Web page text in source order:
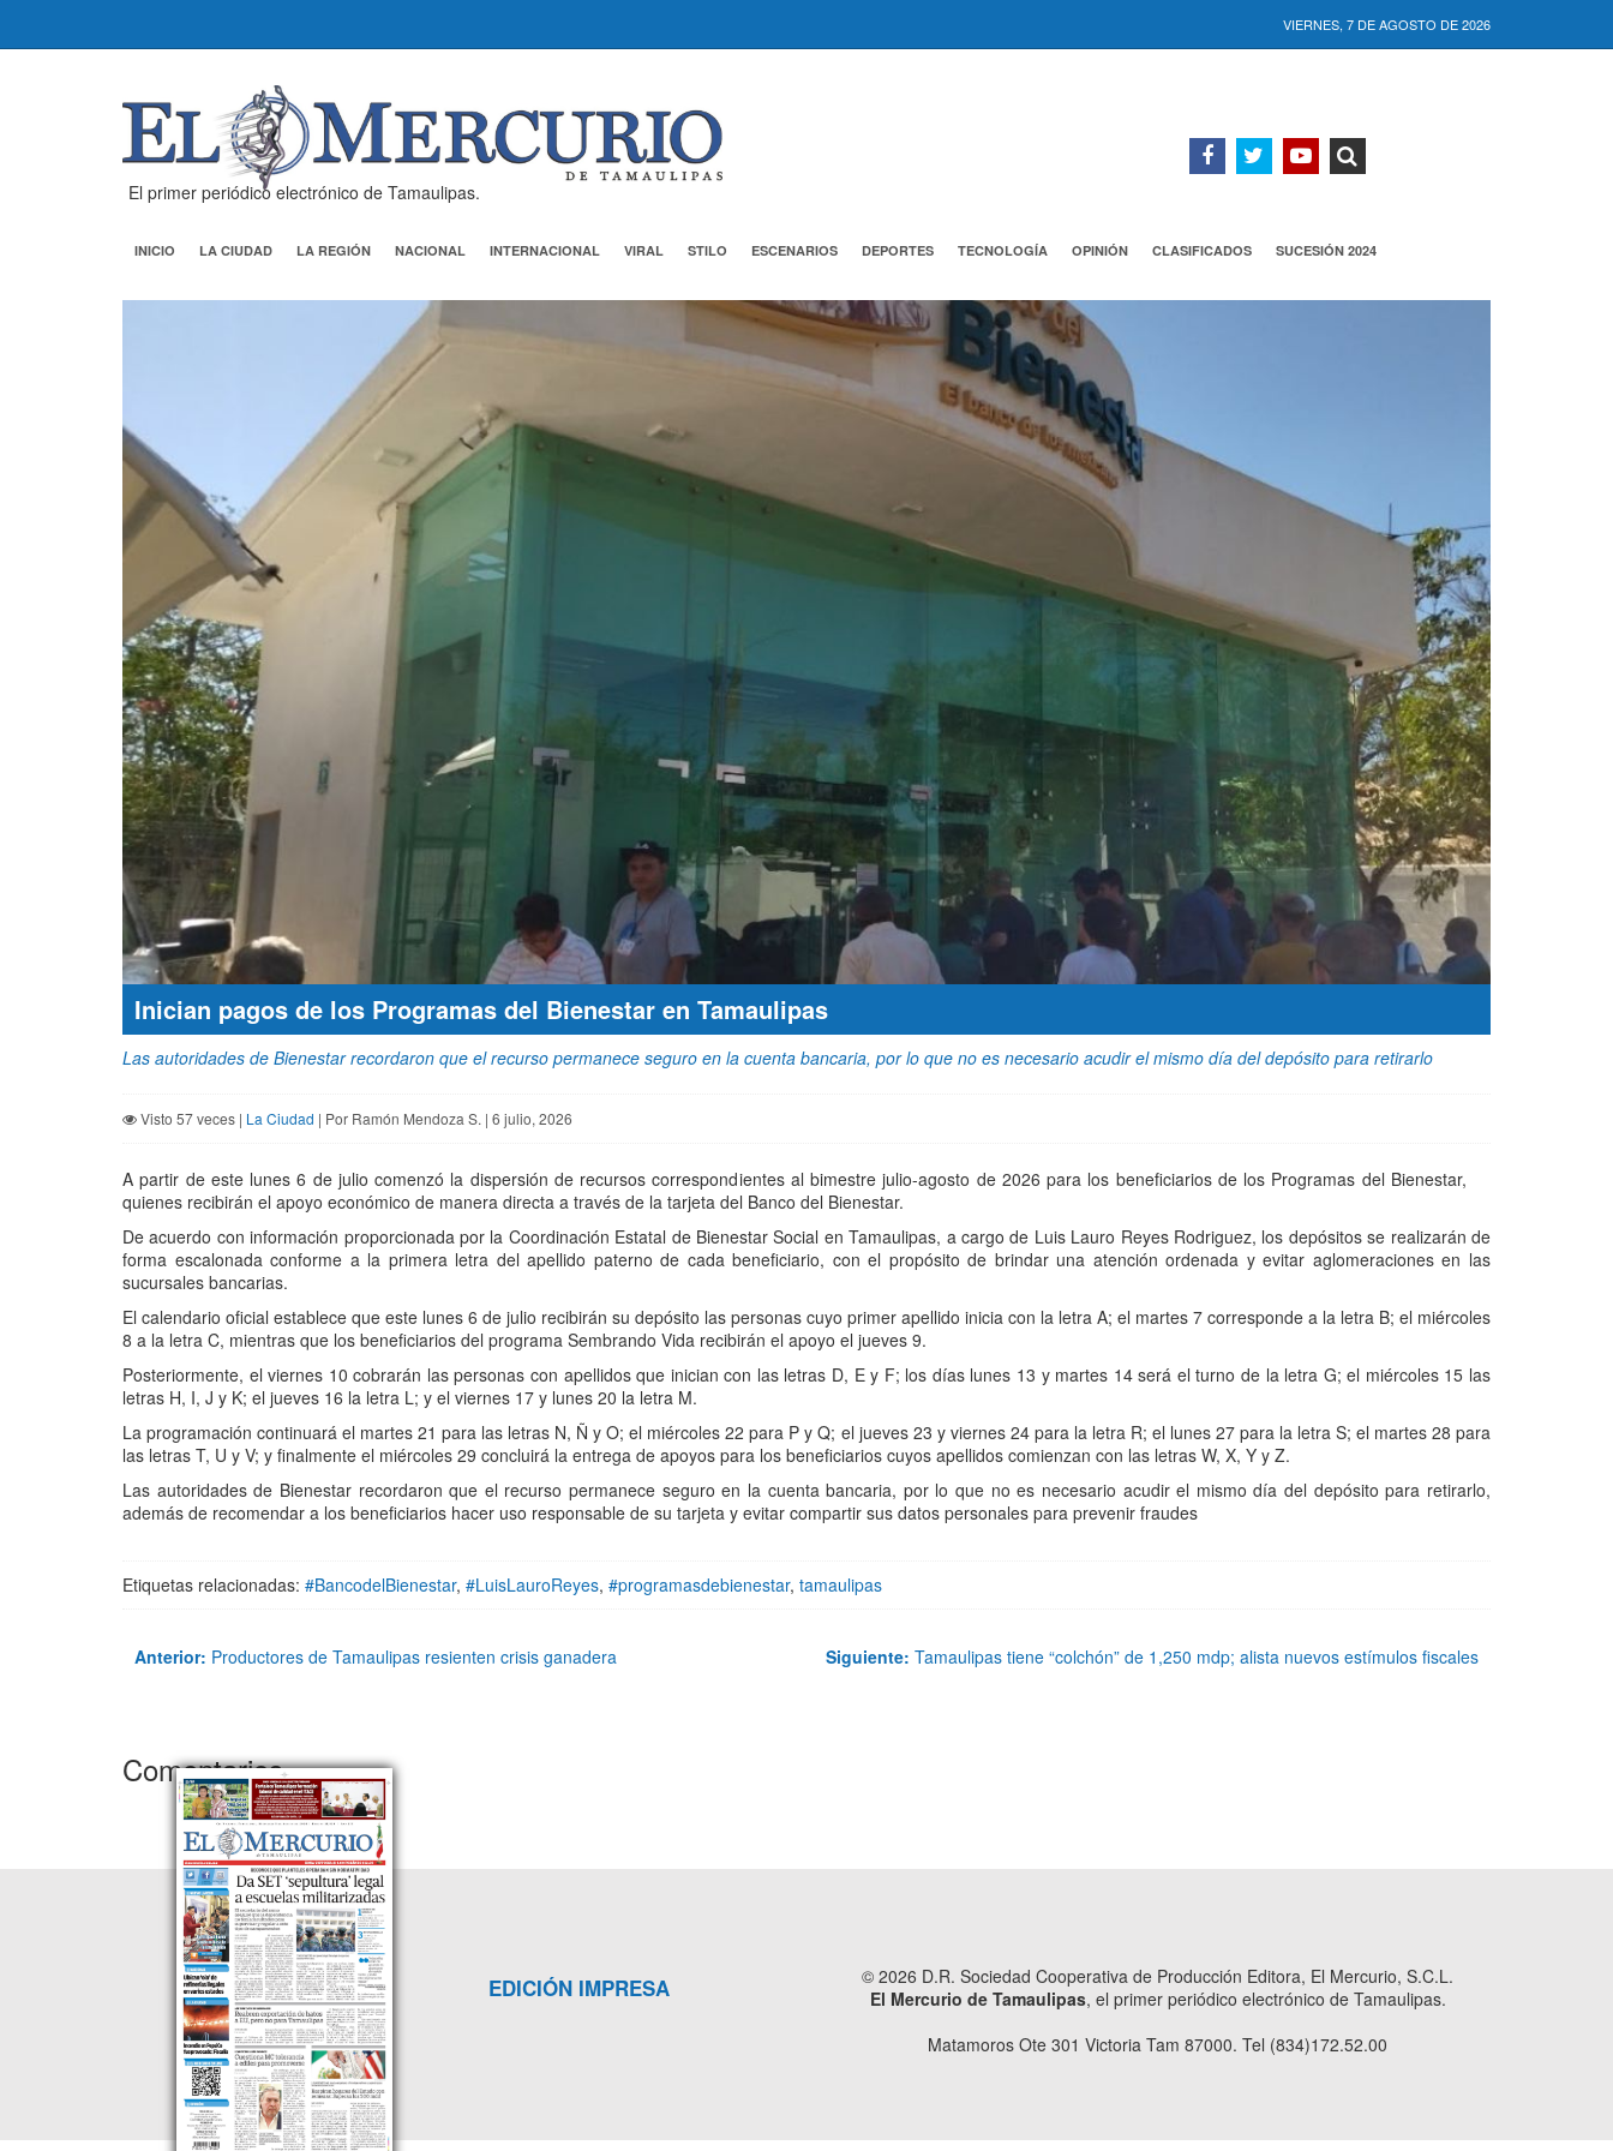
VIERNES, 7 DE AGOSTO DE 2026
El primer periódico electrónico de Tamaulipas.
INICIO LA CIUDAD LA REGIÓN NACIONAL INTERNACIONAL VIRAL STILO ESCENARIOS DEPORTES TECNOLOGÍA OPINIÓN CLASIFICADOS SUCESIÓN 2024
Inician pagos de los Programas del Bienestar en Tamaulipas
Las autoridades de Bienestar recordaron que el recurso permanece seguro en la cuenta bancaria, por lo que no es necesario acudir el mismo día del depósito para retirarlo
Visto 57 veces | La Ciudad | Por Ramón Mendoza S. | 6 julio, 2026
A partir de este lunes 6 de julio comenzó la dispersión de recursos correspondientes al bimestre julio-agosto de 2026 para los beneficiarios de los Programas del Bienestar,
quienes recibirán el apoyo económico de manera directa a través de la tarjeta del Banco del Bienestar.
De acuerdo con información proporcionada por la Coordinación Estatal de Bienestar Social en Tamaulipas, a cargo de Luis Lauro Reyes Rodriguez, los depósitos se realizarán de
forma escalonada conforme a la primera letra del apellido paterno de cada beneficiario, con el propósito de brindar una atención ordenada y evitar aglomeraciones en las
sucursales bancarias.
El calendario oficial establece que este lunes 6 de julio recibirán su depósito las personas cuyo primer apellido inicia con la letra A; el martes 7 corresponde a la letra B; el miércoles
8 a la letra C, mientras que los beneficiarios del programa Sembrando Vida recibirán el apoyo el jueves 9.
Posteriormente, el viernes 10 cobrarán las personas con apellidos que inician con las letras D, E y F; los días lunes 13 y martes 14 será el turno de la letra G; el miércoles 15 las
letras H, I, J y K; el jueves 16 la letra L; y el viernes 17 y lunes 20 la letra M.
La programación continuará el martes 21 para las letras N, Ñ y O; el miércoles 22 para P y Q; el jueves 23 y viernes 24 para la letra R; el lunes 27 para la letra S; el martes 28 para
las letras T, U y V; y finalmente el miércoles 29 concluirá la entrega de apoyos para los beneficiarios cuyos apellidos comienzan con las letras W, X, Y y Z.
Las autoridades de Bienestar recordaron que el recurso permanece seguro en la cuenta bancaria, por lo que no es necesario acudir el mismo día del depósito para retirarlo,
además de recomendar a los beneficiarios hacer uso responsable de su tarjeta y evitar compartir sus datos personales para prevenir fraudes
Etiquetas relacionadas: #BancodelBienestar, #LuisLauroReyes, #programasdebienestar, tamaulipas
Anterior: Productores de Tamaulipas resienten crisis ganadera Siguiente: Tamaulipas tiene “colchón” de 1,250 mdp; alista nuevos estímulos fiscales
Comentarios
EDICIÓN IMPRESA
© 2026 D.R. Sociedad Cooperativa de Producción Editora, El Mercurio, S.C.L.
El Mercurio de Tamaulipas, el primer periódico electrónico de Tamaulipas.
Matamoros Ote 301 Victoria Tam 87000. Tel (834)172.52.00